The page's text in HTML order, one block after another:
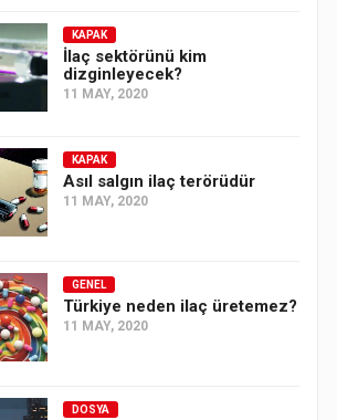
KAPAK
İlaç sektörünü kim
dizginleyecek?
11 MAY, 2020
KAPAK
Asıl salgın ilaç terörüdür
11 MAY, 2020
GENEL
Türkiye neden ilaç üretemez?
11 MAY, 2020
DOSYA